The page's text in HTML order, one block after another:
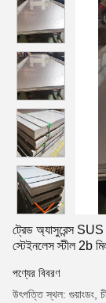
ট্রেড অ্যাসুরেন্স
স্টেইনলেস স্টীল 2b
পণ্যের বিবরণ
উৎপত্তি স্থল: গুয়াংডং,